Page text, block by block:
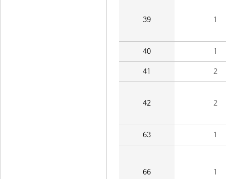
39 1
40 1
41 2
42 2
63 1
66 1